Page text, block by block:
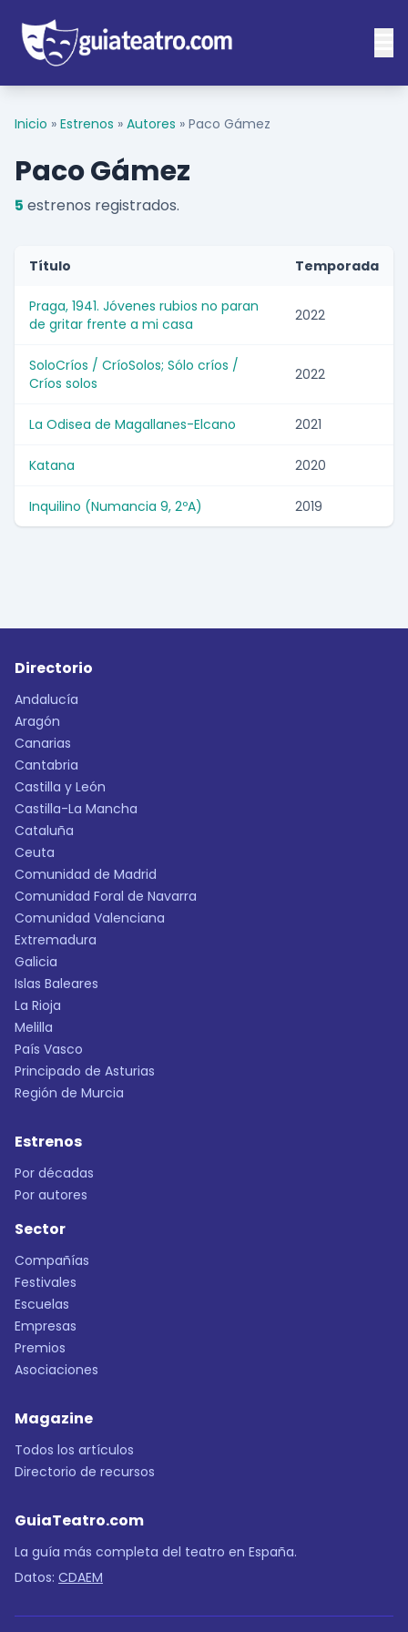
Inicio » Estrenos » Autores » Paco Gámez
Paco Gámez
5 estrenos registrados.
Título Temporada
Praga, 1941. Jóvenes rubios no paran
de gritar frente a mi casa
2022
SoloCríos / CríoSolos; Sólo críos /
Críos solos
2022
La Odisea de Magallanes-Elcano 2021
Katana 2020
Inquilino (Numancia 9, 2ºA) 2019
Directorio
Andalucía
Aragón
Canarias
Cantabria
Castilla y León
Castilla-La Mancha
Cataluña
Ceuta
Comunidad de Madrid
Comunidad Foral de Navarra
Comunidad Valenciana
Extremadura
Galicia
Islas Baleares
La Rioja
Melilla
País Vasco
Principado de Asturias
Región de Murcia
Estrenos
Por décadas
Por autores
Sector
Compañías
Festivales
Escuelas
Empresas
Premios
Asociaciones
Magazine
Todos los artículos
Directorio de recursos
GuiaTeatro.com
La guía más completa del teatro en España.
Datos: CDAEM